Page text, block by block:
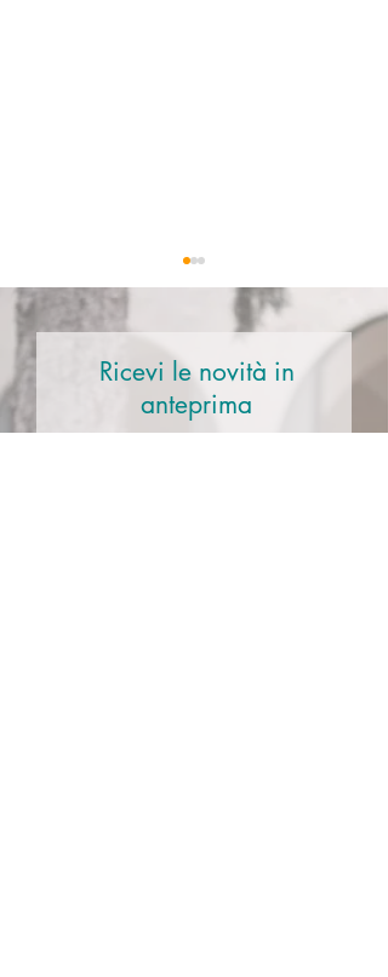
Le storie di via Gandolfi
Ricevi le novità in
anteprima
Nome